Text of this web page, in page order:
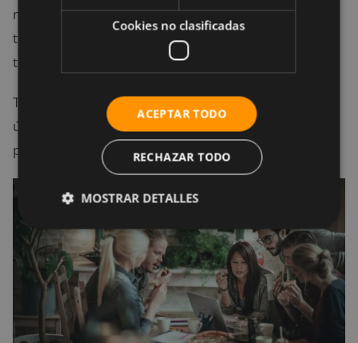
muy bien, con buena reputación, competente,
trabajador y que le dé el mismo valor que tú le das a
tu trabajo.
Trabajar con socios puede ser difícil a veces, pero en
última instancia el negocio no sobreviviría sin la
presencia de ellos.
Cookies no clasificadas
ACEPTAR TODO
RECHAZAR TODO
MOSTRAR DETALLES